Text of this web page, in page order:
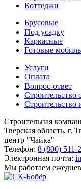
Коттеджи
Брусовые
Под усадку
Каркасные
Готовые
Услуги
Оплата
Вопрос-ответ
Строительство
Строительство
Строительная
Тверская область, г.
центр "Чайка"
Телефон: 8 (800) 511-
Электронная почта:
Мы работаем